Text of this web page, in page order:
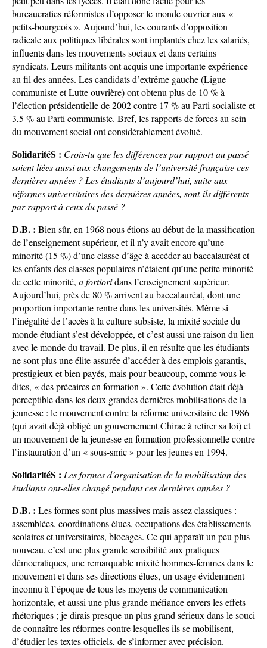
bureaucraties réformistes d’opposer le monde ouvrier aux «
petits-bourgeois ». Aujourd’hui, les courants d’opposition
radicale aux politiques libérales sont implantés chez les salariés,
influents dans les mouvements sociaux et dans certains
syndicats. Leurs militants ont acquis une importante expérience
au fil des années. Les candidats d’extrême gauche (Ligue
communiste et Lutte ouvrière) ont obtenu plus de 10 % à
l’élection présidentielle de 2002 contre 17 % au Parti socialiste et
3,5 % au Parti communiste. Bref, les rapports de forces au sein
du mouvement social ont considérablement évolué.
SolidaritéS : Crois-tu que les différences par rapport au passé
soient liées aussi aux changements de l’université française ces
dernières années ? Les étudiants d’aujourd’hui, suite aux
réformes universitaires des dernières années, sont-ils différents
par rapport à ceux du passé ?
D.B. : Bien sûr, en 1968 nous étions au début de la massification
de l’enseignement supérieur, et il n’y avait encore qu’une
minorité (15 %) d’une classe d’âge à accéder au baccalauréat et
les enfants des classes populaires n’étaient qu’une petite minorité
de cette minorité, a fortioridans l’enseignement supérieur.
Aujourd’hui, près de 80 % arrivent au baccalauréat, dont une
proportion importante rentre dans les universités. Même si
l’inégalité de l’accès à la culture subsiste, la mixité sociale du
monde étudiant s’est développée, et c’est aussi une raison du lien
avec le monde du travail. De plus, il en résulte que les étudiants
ne sont plus une élite assurée d’accéder à des emplois garantis,
prestigieux et bien payés, mais pour beaucoup, comme vous le
dites, « des précaires en formation ». Cette évolution était déjà
perceptible dans les deux grandes dernières mobilisations de la
jeunesse : le mouvement contre la réforme universitaire de 1986
(qui avait déjà obligé un gouvernement Chirac à retirer sa loi) et
un mouvement de la jeunesse en formation professionnelle contre
l’instauration d’un « sous-smic » pour les jeunes en 1994.
SolidaritéS : Les formes d’organisation de la mobilisation des
étudiants ont-elles changé pendant ces dernières années ?
D.B. : Les formes sont plus massives mais assez classiques :
assemblées, coordinations élues, occupations des établissements
scolaires et universitaires, blocages. Ce qui apparaît un peu plus
nouveau, c’est une plus grande sensibilité aux pratiques
démocratiques, une remarquable mixité hommes-femmes dans le
mouvement et dans ses directions élues, un usage évidemment
inconnu à l’époque de tous les moyens de communication
horizontale, et aussi une plus grande méfiance envers les effets
rhétoriques ; je dirais presque un plus grand sérieux dans le souci
de connaître les réformes contre lesquelles ils se mobilisent,
d’étudier les textes officiels, de s’informer avec précision.